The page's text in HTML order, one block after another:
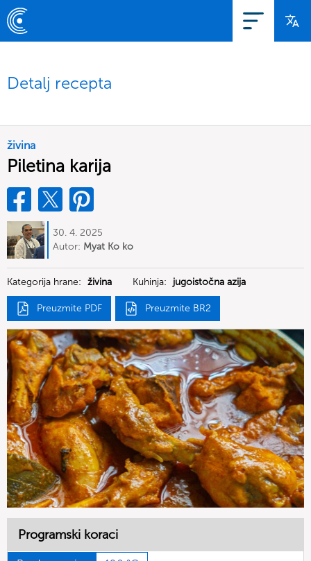
Detalj recepta
živina
Piletina karija
30. 4. 2025
Autor: Myat Ko ko
Kategorija hrane: živina Kuhinja: jugoistočna azija
Preuzmite PDF Preuzmite BR2
Programski koraci